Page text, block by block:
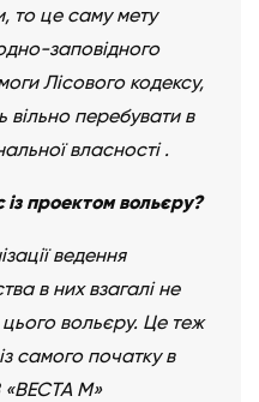
то це саму мету
заповідного
Лісового кодексу,
перебувати в
власності .
проектом вольєру?
ведення
в них взагалі не
вольєру. Це теж
самого початку в
«ВЕСТА М»